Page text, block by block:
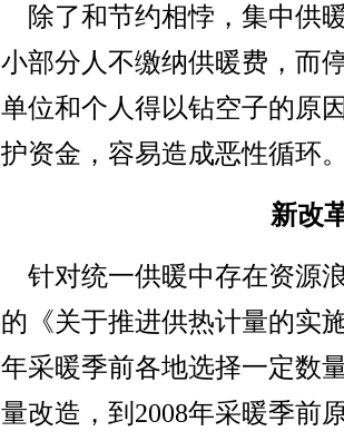
除了和节约相悖，集中供
小部分人不缴纳供暖费，而
单位和个人得以钻空子的原
护资金，容易造成恶性循环
新改
针对统一供暖中存在资源
的《关于推进供热计量的实
年采暖季前各地选择一定数
量改造，到2008年采暖季前